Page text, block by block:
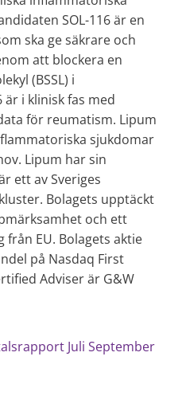
SOL-116 är en
ska ge säkrare och
att blockera en
(BSSL) i
är i klinisk fas med
för reumatism. Lipum
sjukdomar
Lipum har sin
ett av Sveriges
Bolagets upptäckt
och ett
EU. Bolagets aktie
på Nasdaq First
Adviser är G&W
Juli September